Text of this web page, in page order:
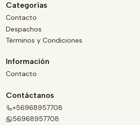
Categorías
Contacto
Despachos
Términos y Condiciones
Información
Contacto
Contáctanos
+56968957708
56968957708